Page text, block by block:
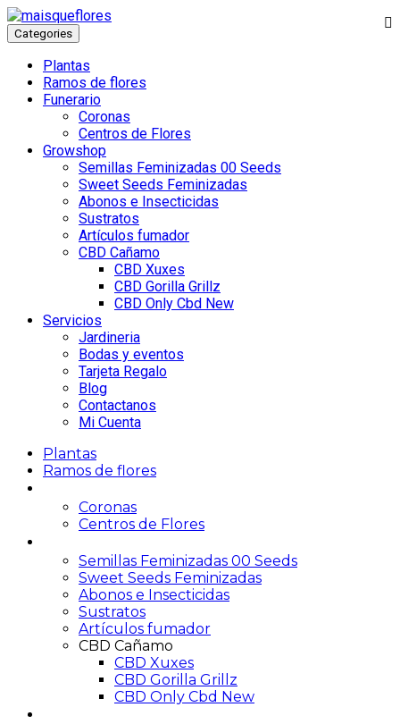
Categories
Plantas
Ramos de flores
Funerario
Coronas
Centros de Flores
Growshop
Semillas Feminizadas 00 Seeds
Sweet Seeds Feminizadas
Abonos e Insecticidas
Sustratos
Artículos fumador
CBD Cañamo
CBD Xuxes
CBD Gorilla Grillz
CBD Only Cbd New
Servicios
Jardineria
Bodas y eventos
Tarjeta Regalo
Blog
Contactanos
Mi Cuenta
Plantas
Ramos de flores
Coronas
Centros de Flores
Semillas Feminizadas 00 Seeds
Sweet Seeds Feminizadas
Abonos e Insecticidas
Sustratos
Artículos fumador
CBD Cañamo
CBD Xuxes
CBD Gorilla Grillz
CBD Only Cbd New